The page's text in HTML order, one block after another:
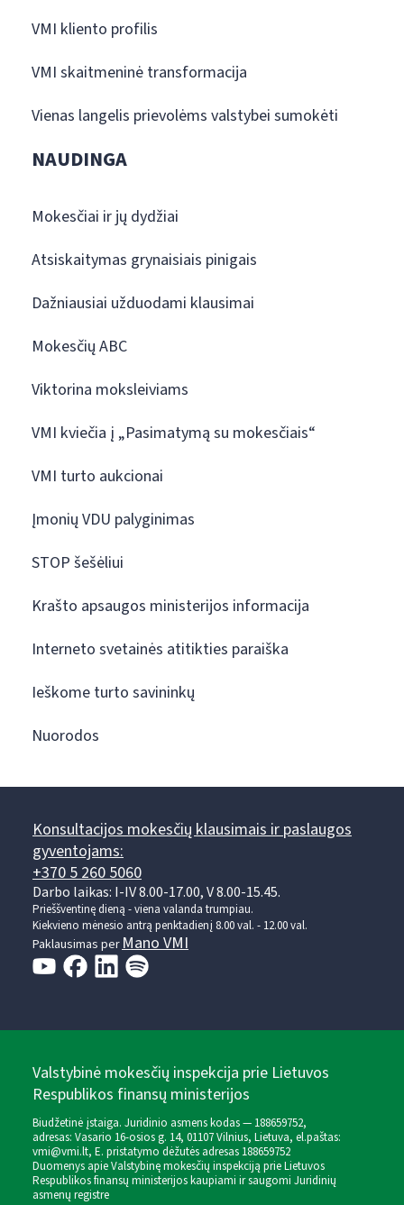
VMI kliento profilis
VMI skaitmeninė transformacija
Vienas langelis prievolėms valstybei sumokėti
NAUDINGA
Mokesčiai ir jų dydžiai
Atsiskaitymas grynaisiais pinigais
Dažniausiai užduodami klausimai
Mokesčių ABC
Viktorina moksleiviams
VMI kviečia į „Pasimatymą su mokesčiais“
VMI turto aukcionai
Įmonių VDU palyginimas
STOP šešėliui
Krašto apsaugos ministerijos informacija
Interneto svetainės atitikties paraiška
Ieškome turto savininkų
Nuorodos
Konsultacijos mokesčių klausimais ir paslaugos
gyventojams:
+370 5 260 5060
Darbo laikas: I-IV 8.00-17.00, V 8.00-15.45.
Prieššventinę dieną - viena valanda trumpiau.
Kiekvieno mėnesio antrą penktadienį 8.00 val. - 12.00 val.
Paklausimas perMano VMI
Valstybinė mokesčių inspekcija prie Lietuvos
Respublikos finansų ministerijos
Biudžetinė įstaiga. Juridinio asmens kodas — 188659752,
adresas: Vasario 16-osios g. 14, 01107 Vilnius, Lietuva, el.paštas:
vmi@vmi.lt, E. pristatymo dėžutės adresas 188659752
Duomenys apie Valstybinę mokesčių inspekciją prie Lietuvos
Respublikos finansų ministerijos kaupiami ir saugomi Juridinių
asmenų registre